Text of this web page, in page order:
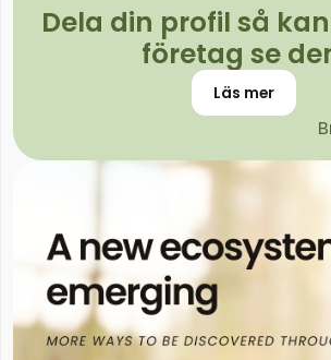
Dela din profil så
företag se
Läs mer